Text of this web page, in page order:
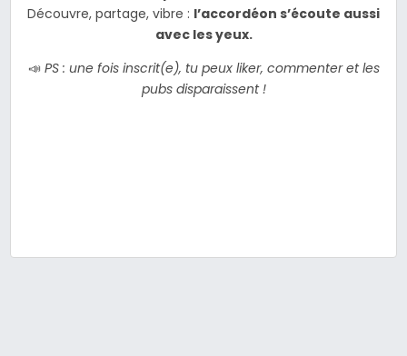
Découvre, partage, vibre : l’accordéon s’écoute aussi
avec les yeux.
📣 PS : une fois inscrit(e), tu peux liker, commenter et les
pubs disparaissent !